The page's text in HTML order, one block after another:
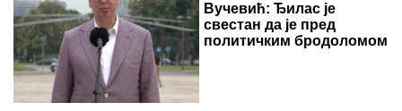
Вучевић: Ђилас је
свестан да је пред
политичким бродоломом